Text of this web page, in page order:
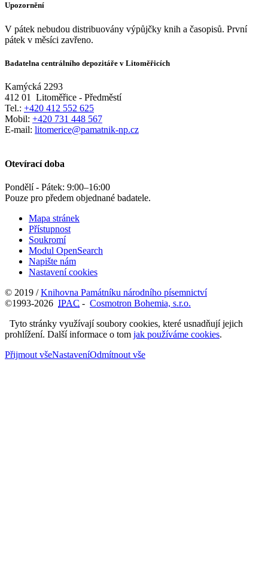
Upozornění
V pátek nebudou distribuovány výpůjčky knih a časopisů. První
pátek v měsíci zavřeno.
Badatelna centrálního depozitáře v Litoměřicích
Kamýcká 2293
412 01
Litoměřice - Předměstí
Tel.: +420 412 552 625
Mobil: +420 731 448 567
E-mail: litomerice@pamatnik-np.cz
Otevírací doba
Pondělí - Pátek: 9:00–16:00
Pouze pro předem objednané badatele.
Mapa stránek
Přístupnost
Soukromí
Modul OpenSearch
Napište nám
Nastavení cookies
© 2019 /Knihovna Památníku národního písemnictví
©1993-2026 IPAC - Cosmotron Bohemia, s.r.o.
Tyto stránky využívají soubory cookies, které usnadňují jejich
prohlížení. Další informace o tom jak používáme cookies.
Přijmout všeNastaveníOdmítnout vše